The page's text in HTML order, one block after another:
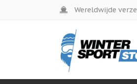
Wereldwijde